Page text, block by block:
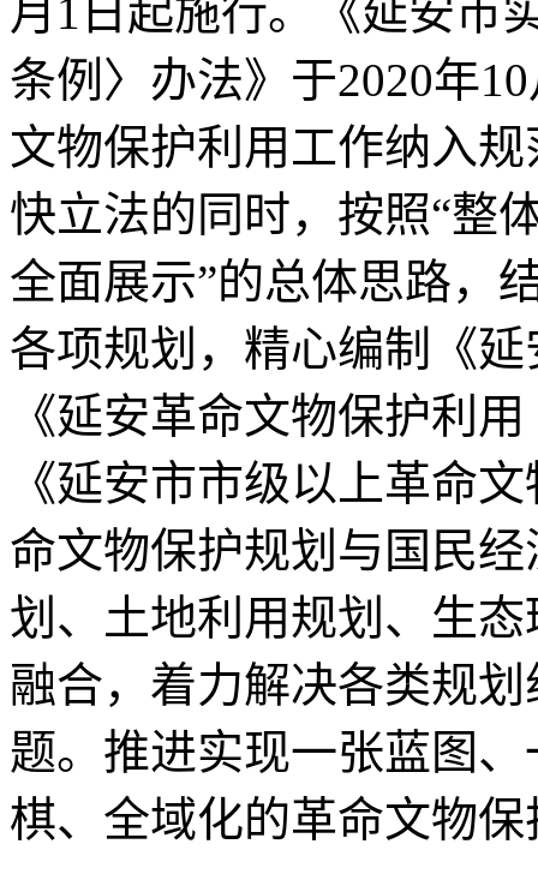
月1日起施行。《延安市
条例〉办法》于2020年
文物保护利用工作纳入
快立法的同时，按照“整
全面展示”的总体思路，
各项规划，精心编制《
《延安革命文物保护利
《延安市市级以上革命
命文物保护规划与国民
划、土地利用规划、生
融合，着力解决各类规
题。推进实现一张蓝图
棋、全域化的革命文物